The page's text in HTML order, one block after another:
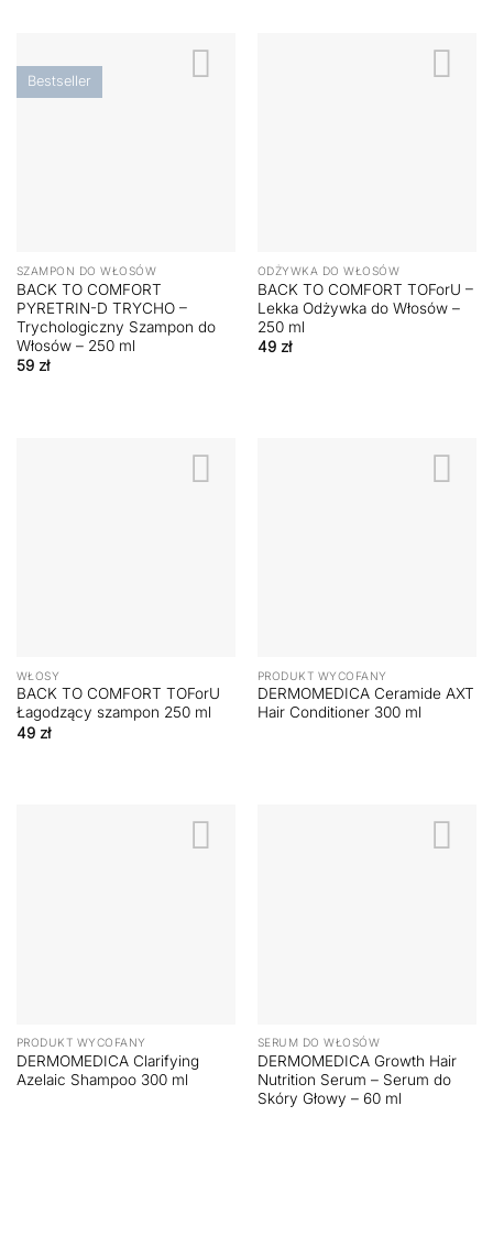
Bestseller
SZAMPON DO WŁOSÓW
BACK TO COMFORT
PYRETRIN-D TRYCHO –
Trychologiczny Szampon do
Włosów – 250 ml
59 zł
ODŻYWKA DO WŁOSÓW
BACK TO COMFORT TOForU –
Lekka Odżywka do Włosów –
250 ml
49 zł
WŁOSY
BACK TO COMFORT TOForU
Łagodzący szampon 250 ml
49 zł
PRODUKT WYCOFANY
DERMOMEDICA Ceramide AXT
Hair Conditioner 300 ml
PRODUKT WYCOFANY
DERMOMEDICA Clarifying
Azelaic Shampoo 300 ml
SERUM DO WŁOSÓW
DERMOMEDICA Growth Hair
Nutrition Serum – Serum do
Skóry Głowy – 60 ml